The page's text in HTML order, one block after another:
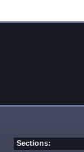
Sections: